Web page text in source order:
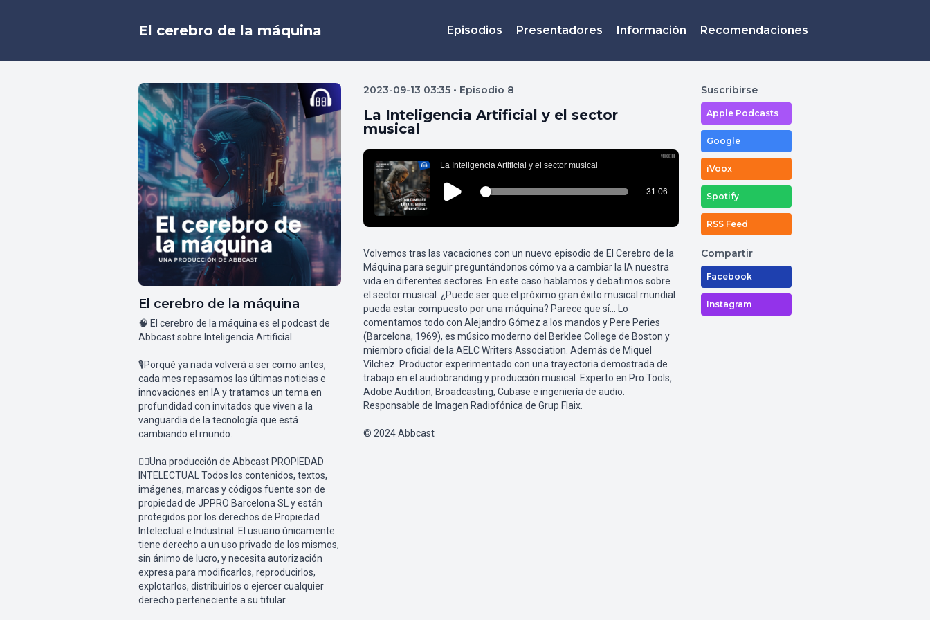
El cerebro de la máquina Episodios Presentadores Información Recomendaciones
El cerebro de la máquina
🧠 El cerebro de la máquina es el podcast de
Abbcast sobre Inteligencia Artificial.
🎙Porqué ya nada volverá a ser como antes,
cada mes repasamos las últimas noticias e
innovaciones en IA y tratamos un tema en
profundidad con invitados que viven a la
vanguardia de la tecnología que está
cambiando el mundo.
👉🏻Una producción de Abbcast PROPIEDAD
INTELECTUAL Todos los contenidos, textos,
imágenes, marcas y códigos fuente son de
propiedad de JPPRO Barcelona SL y están
protegidos por los derechos de Propiedad
Intelectual e Industrial. El usuario únicamente
tiene derecho a un uso privado de los mismos,
sin ánimo de lucro, y necesita autorización
expresa para modificarlos, reproducirlos,
explotarlos, distribuirlos o ejercer cualquier
derecho perteneciente a su titular.
2023-09-13 03:35 • Episodio 8
La Inteligencia Artificial y el sector
musical
Volvemos tras las vacaciones con un nuevo episodio de El Cerebro de la
Máquina para seguir preguntándonos cómo va a cambiar la IA nuestra
vida en diferentes sectores. En este caso hablamos y debatimos sobre
el sector musical. ¿Puede ser que el próximo gran éxito musical mundial
pueda estar compuesto por una máquina? Parece que sí... Lo
comentamos todo con Alejandro Gómez a los mandos y Pere Peries
(Barcelona, 1969), es músico moderno del Berklee College de Boston y
miembro oficial de la AELC Writers Association. Además de Miquel
Vilchez. Productor experimentado con una trayectoria demostrada de
trabajo en el audiobranding y producción musical. Experto en Pro Tools,
Adobe Audition, Broadcasting, Cubase e ingeniería de audio.
Responsable de Imagen Radiofónica de Grup Flaix.
© 2024 Abbcast
Suscribirse
Apple Podcasts
Google
iVoox
Spotify
RSS Feed
Compartir
Facebook
Instagram